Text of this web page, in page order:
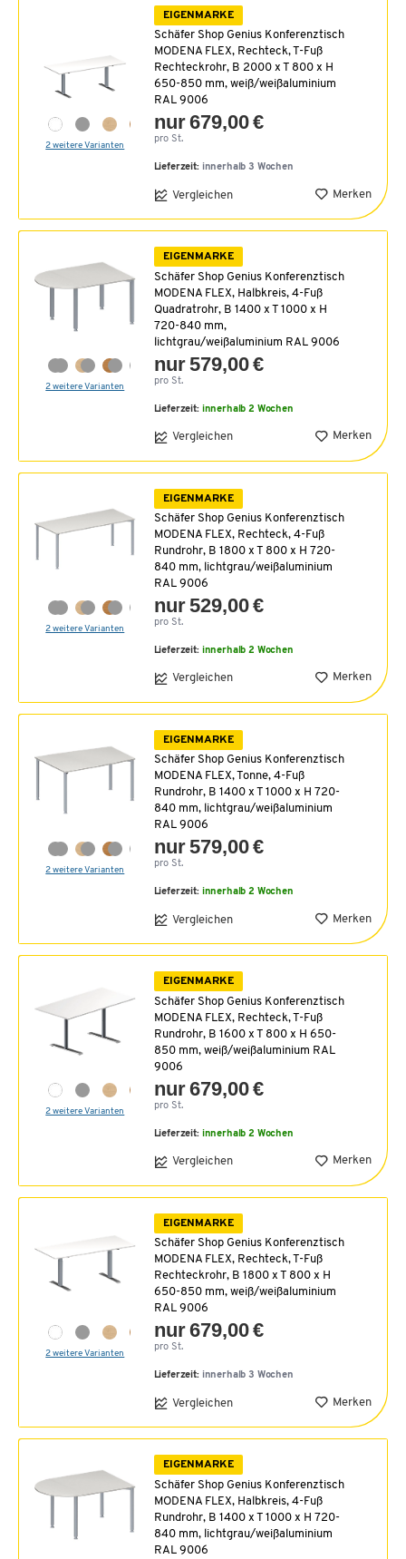
2 weitere Varianten
EIGENMARKE
Schäfer Shop Genius Konferenztisch
MODENA FLEX, Rechteck, T-Fuß
Rechteckrohr, B 2000 x T 800 x H
650-850 mm, weiß/weißaluminium
RAL 9006
nur 679,00 €
pro St.
Lieferzeit: innerhalb 3 Wochen
Vergleichen Merken
2 weitere Varianten
EIGENMARKE
Schäfer Shop Genius Konferenztisch
MODENA FLEX, Halbkreis, 4-Fuß
Quadratrohr, B 1400 x T 1000 x H
720-840 mm,
lichtgrau/weißaluminium RAL 9006
nur 579,00 €
pro St.
Lieferzeit: innerhalb 2 Wochen
Vergleichen Merken
2 weitere Varianten
EIGENMARKE
Schäfer Shop Genius Konferenztisch
MODENA FLEX, Rechteck, 4-Fuß
Rundrohr, B 1800 x T 800 x H 720-
840 mm, lichtgrau/weißaluminium
RAL 9006
nur 529,00 €
pro St.
Lieferzeit: innerhalb 2 Wochen
Vergleichen Merken
2 weitere Varianten
EIGENMARKE
Schäfer Shop Genius Konferenztisch
MODENA FLEX, Tonne, 4-Fuß
Rundrohr, B 1400 x T 1000 x H 720-
840 mm, lichtgrau/weißaluminium
RAL 9006
nur 579,00 €
pro St.
Lieferzeit: innerhalb 2 Wochen
Vergleichen Merken
2 weitere Varianten
EIGENMARKE
Schäfer Shop Genius Konferenztisch
MODENA FLEX, Rechteck, T-Fuß
Rundrohr, B 1600 x T 800 x H 650-
850 mm, weiß/weißaluminium RAL
9006
nur 679,00 €
pro St.
Lieferzeit: innerhalb 2 Wochen
Vergleichen Merken
2 weitere Varianten
EIGENMARKE
Schäfer Shop Genius Konferenztisch
MODENA FLEX, Rechteck, T-Fuß
Rechteckrohr, B 1800 x T 800 x H
650-850 mm, weiß/weißaluminium
RAL 9006
nur 679,00 €
pro St.
Lieferzeit: innerhalb 3 Wochen
Vergleichen Merken
EIGENMARKE
Schäfer Shop Genius Konferenztisch
MODENA FLEX, Halbkreis, 4-Fuß
Rundrohr, B 1400 x T 1000 x H 720-
840 mm, lichtgrau/weißaluminium
RAL 9006